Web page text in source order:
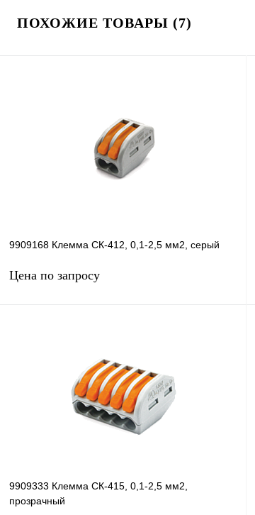
ПОХОЖИЕ ТОВАРЫ (7)
9909168 Клемма СК-412, 0,1-2,5 мм2, серый
Цена по запросу
Купить в 1 клик Сравнение
наличии
9909333 Клемма СК-415, 0,1-2,5 мм2,
прозрачный